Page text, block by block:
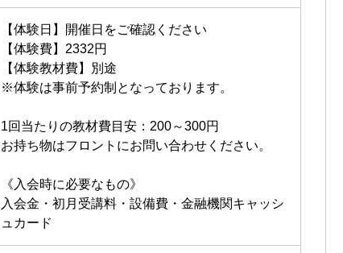
【体験日】開催日をご確認ください
【体験費】2332円
【体験教材費】別途
※体験は事前予約制となっております。
1回当たりの教材費目安：200～300円
お持ち物はフロントにお問い合わせください。
《入会時に必要なもの》
入会金・初月受講料・設備費・金融機関キャッシ
ュカード